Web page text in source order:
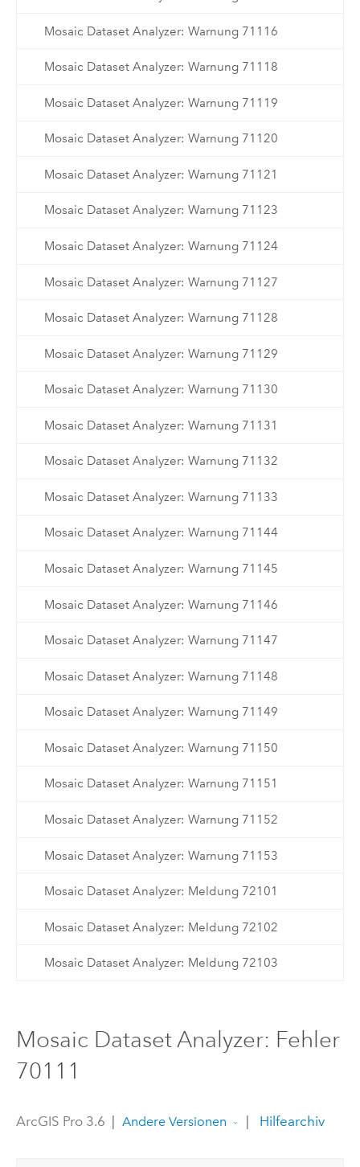
Mosaic Dataset Analyzer: Warnung 71116
Mosaic Dataset Analyzer: Warnung 71118
Mosaic Dataset Analyzer: Warnung 71119
Mosaic Dataset Analyzer: Warnung 71120
Mosaic Dataset Analyzer: Warnung 71121
Mosaic Dataset Analyzer: Warnung 71123
Mosaic Dataset Analyzer: Warnung 71124
Mosaic Dataset Analyzer: Warnung 71127
Mosaic Dataset Analyzer: Warnung 71128
Mosaic Dataset Analyzer: Warnung 71129
Mosaic Dataset Analyzer: Warnung 71130
Mosaic Dataset Analyzer: Warnung 71131
Mosaic Dataset Analyzer: Warnung 71132
Mosaic Dataset Analyzer: Warnung 71133
Mosaic Dataset Analyzer: Warnung 71144
Mosaic Dataset Analyzer: Warnung 71145
Mosaic Dataset Analyzer: Warnung 71146
Mosaic Dataset Analyzer: Warnung 71147
Mosaic Dataset Analyzer: Warnung 71148
Mosaic Dataset Analyzer: Warnung 71149
Mosaic Dataset Analyzer: Warnung 71150
Mosaic Dataset Analyzer: Warnung 71151
Mosaic Dataset Analyzer: Warnung 71152
Mosaic Dataset Analyzer: Warnung 71153
Mosaic Dataset Analyzer: Meldung 72101
Mosaic Dataset Analyzer: Meldung 72102
Mosaic Dataset Analyzer: Meldung 72103
Mosaic Dataset Analyzer: Fehler
70111
ArcGIS Pro 3.6 Andere Versionen Hilfearchiv